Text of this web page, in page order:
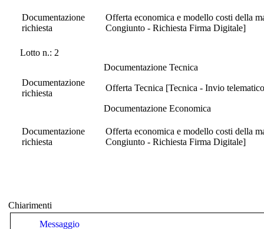
Documentazione
richiesta
Offerta economica e modello costi della
Congiunto - Richiesta Firma Digitale]
Lotto n.: 2
Documentazione Tecnica
Documentazione
richiesta
Offerta Tecnica [Tecnica - Invio
Documentazione Economica
Documentazione
richiesta
Offerta economica e modello costi della
Congiunto - Richiesta Firma Digitale]
Chiarimenti
Messaggio